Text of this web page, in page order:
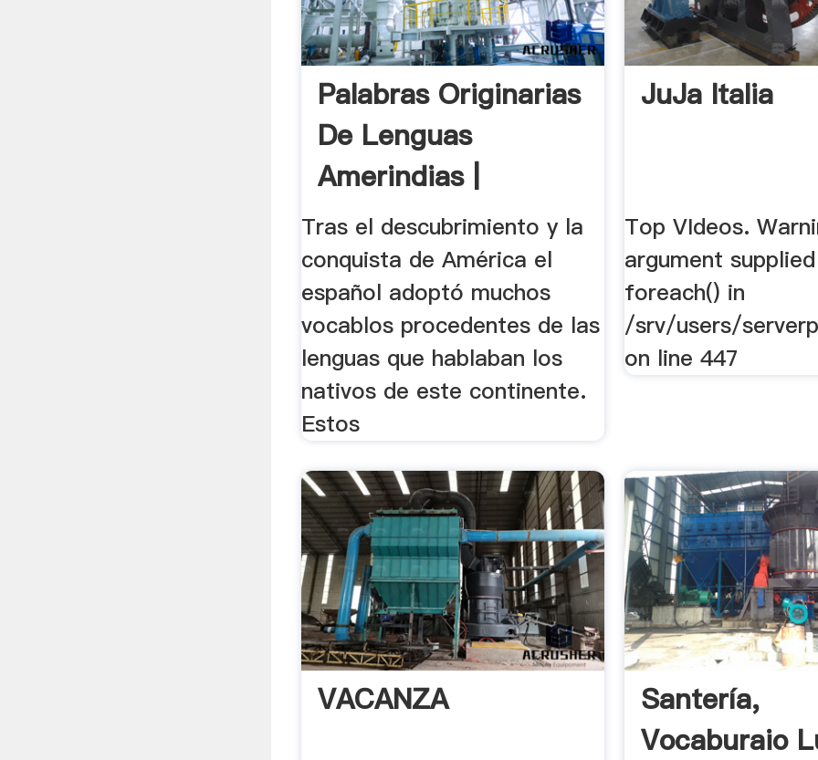
Palabras Originarias
De Lenguas
Amerindias |
Curiosidario
Tras el descubrimiento y la
conquista de América el
español adoptó muchos
vocablos procedentes de las
lenguas que hablaban los
nativos de este continente.
Estos
JuJa Italia
Top VIdeos.
argument
foreach() in
/srv/users/
on line 447
VACANZA
Santería,
Vocaburaio